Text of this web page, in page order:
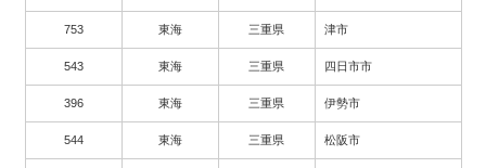
753 東海 三重県 津市
543 東海 三重県 四日市市
396 東海 三重県 伊勢市
544 東海 三重県 松阪市